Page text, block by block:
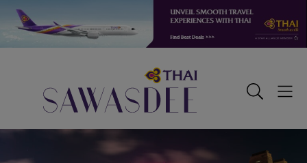
navigation
Sawasdee